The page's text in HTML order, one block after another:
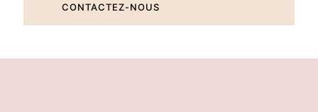
CONTACTEZ-NOUS